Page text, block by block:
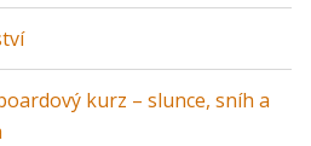
kurz – slunce, sníh a